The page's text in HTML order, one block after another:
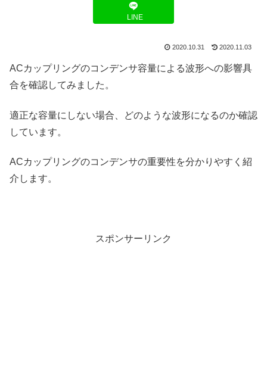
LINE
2020.10.31 2020.11.03
ACカップリングのコンデンサ容量による波形への影響具
合を確認してみました。
適正な容量にしない場合、どのような波形になるのか確認
しています。
ACカップリングのコンデンサの重要性を分かりやすく紹
介します。
スポンサーリンク